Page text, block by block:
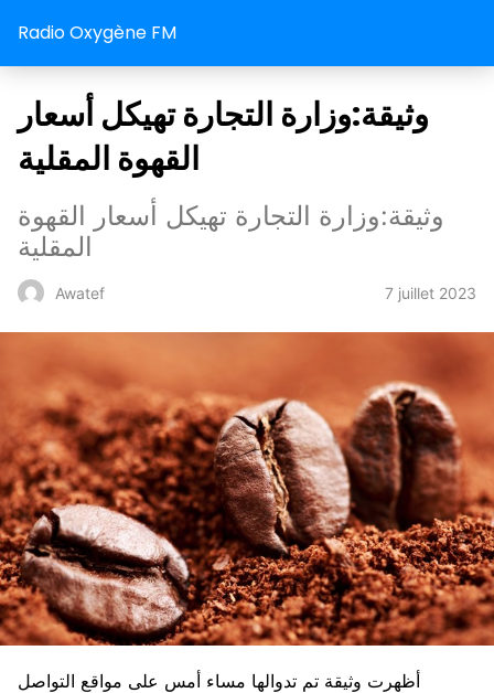
Radio Oxygène FM
وثيقة:وزارة التجارة تهيكل أسعار
القهوة المقلية
وثيقة:وزارة التجارة تهيكل أسعار القهوة
المقلية
Awatef 7 juillet 2023
أظهرت وثيقة تم تدوالها مساء أمس على مواقع التواصل